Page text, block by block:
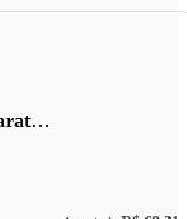
Terminal Rodoviário de Caratinga